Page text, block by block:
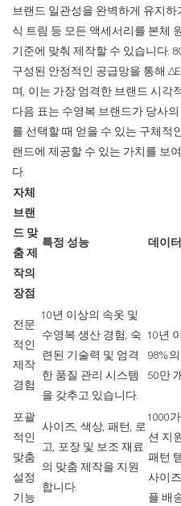
브랜드 일관성을 완벽하게 유지
식 트림 등 모든 액세서리를 본체
기준에 맞춰 제작할 수 있습니다.
구성된 안정적인 공급망을 통해
며, 이는 가장 엄격한 브랜드 시각
다음 표는 수영복 브랜드가 당사
를 선택할 때 얻을 수 있는 구체적
랜드에 제공할 수 있는 가치를 보
다.
자체
브랜
드 맞
춤 제
작의
장점
특정 성능 데이
전문
적인
제작
경험
10년 이상의 속옷 및
수영복 생산 경험, 숙
련된 기술력 및 엄격
한 품질 관리 시스템
을 갖추고 있습니다.
10년
98%
50만
포괄
적인
맞춤
설정
기능
사이즈, 색상, 패턴, 로
고, 포장 및 보조 재료
의 맞춤 제작을 지원
합니다.
1000
션 지
패턴
사이
플 배